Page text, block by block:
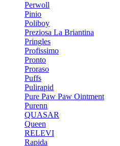
Perwoll
Pinio
Poliboy
Preziosa La Briantina
Pringles
Profissimo
Pronto
Proraso
Puffs
Pulirapid
Pure Paw Paw Ointment
Purenn
QUASAR
Queen
RELEVI
Rapida